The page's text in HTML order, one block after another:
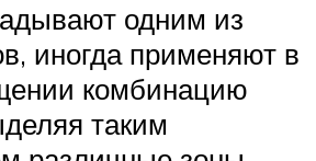
одним из
иногда применяют в
комбинацию
таким